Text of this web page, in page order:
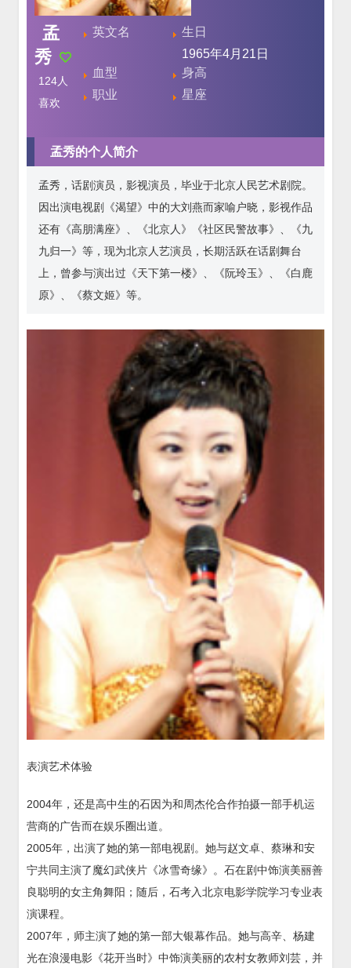
孟
秀
124人
喜欢
英文名
生日
1965年4月21日
血型
身高
职业
星座
孟秀的个人简介
孟秀，话剧演员，影视演员，毕业于北京人民艺术剧院。
因出演电视剧《渴望》中的大刘燕而家喻户晓，影视作品
还有《高朋满座》、《北京人》《社区民警故事》、《九
九归一》等，现为北京人艺演员，长期活跃在话剧舞台
上，曾参与演出过《天下第一楼》、《阮玲玉》、《白鹿
原》、《蔡文姬》等。
表演艺术体验
2004年，还是高中生的石因为和周杰伦合作拍摄一部手机运
营商的广告而在娱乐圈出道。
2005年，出演了她的第一部电视剧。她与赵文卓、蔡琳和安
宁共同主演了魔幻武侠片《冰雪奇缘》。石在剧中饰演美丽善
良聪明的女主角舞阳；随后，石考入北京电影学院学习专业表
演课程。
2007年，师主演了她的第一部大银幕作品。她与高辛、杨建
光在浪漫电影《花开当时》中饰演美丽的农村女教师刘芸，并